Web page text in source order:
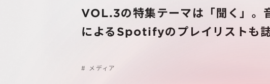
VOL.3の特集テーマは「聞く」。
によるSpotifyのプレイリストも誌
# メディア